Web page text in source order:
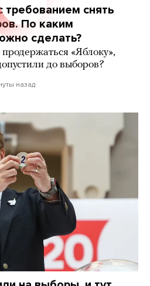
требованием снять
По каким
сделать?
«Яблоку»,
до выборов?
назад